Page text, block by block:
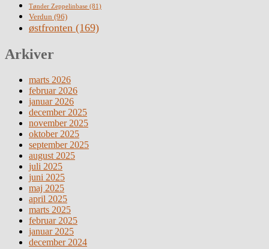
Tønder Zeppelinbase (81)
Verdun (96)
østfronten (169)
Arkiver
marts 2026
februar 2026
januar 2026
december 2025
november 2025
oktober 2025
september 2025
august 2025
juli 2025
juni 2025
maj 2025
april 2025
marts 2025
februar 2025
januar 2025
december 2024